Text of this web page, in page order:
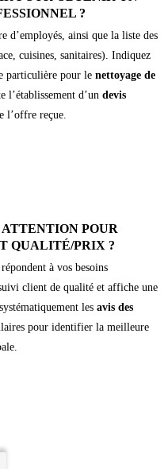
?
d’employés, ainsi que la liste des
cuisines, sanitaires). Indiquez
particulière pour le nettoyage de
l’établissement d’un devis
l’offre reçue.
POUR
QUALITÉ/PRIX ?
à vos besoins
client de qualité et affiche une
les avis des
pour identifier la meilleure